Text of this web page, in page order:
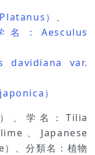
） 、
：Aesculus
var.
）
、学名：Tilia
、Japanese
、分類名：植物